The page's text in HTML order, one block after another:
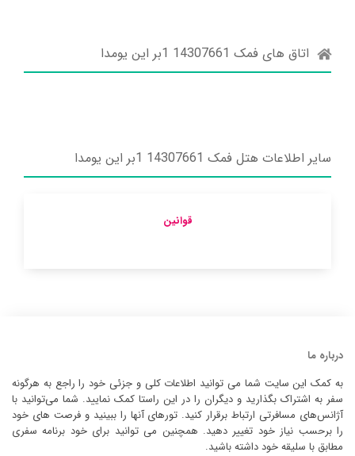
اتاق های فمک 14307661 1بر این یومدا
سایر اطلاعات هتل فمک 14307661 1بر این یومدا
قوانین
درباره ما
به کمک این سایت شما می توانید اطلاعات کلی و جزئی خود را راجع به هرگونه
سفر به اشتراک بگذارید و دیگران را در این راستا کمک نمایید. شما می‌توانید با
آژانس‌های مسافرتی ارتباط برقرار کنید. تورهای آنها را ببینید و فرصت های خود
را برحسب نیاز خود تغییر دهید. همچنین می توانید برای خود برنامه سفری
مطابق با سلیقه خود داشته باشید.